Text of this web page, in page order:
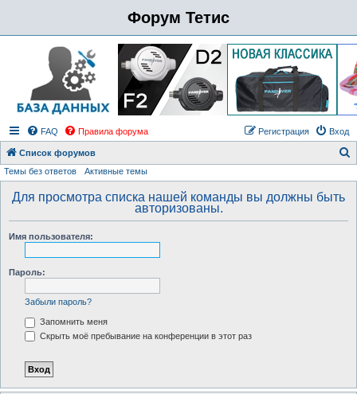
Форум Тетис
FAQ Правила форума Вход
Регистрация
Список форумов
Темы без ответов Активные темы
Для просмотра списка нашей команды вы должны быть
авторизованы.
Имя пользователя:
Пароль:
Забыли пароль?
Запомнить меня
Скрыть моё пребывание на конференции в этот раз